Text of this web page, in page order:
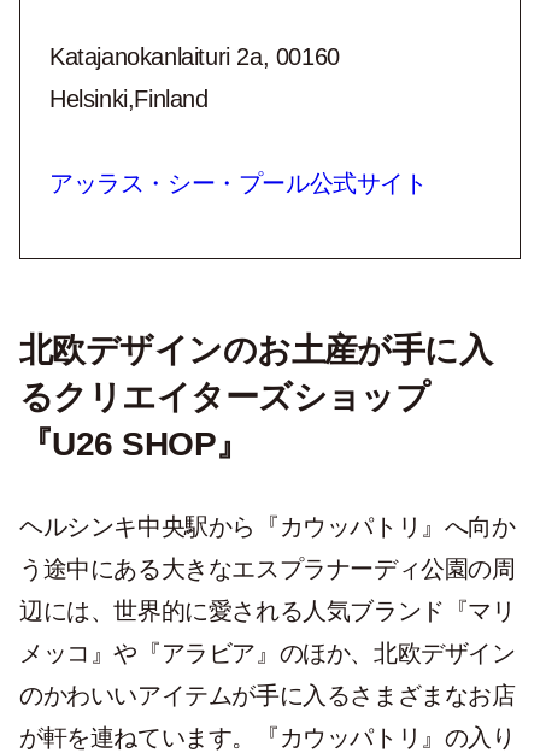
Katajanokanlaituri 2a, 00160
Helsinki,Finland
アッラス・シー・プール公式サイト
北欧デザインのお土産が手に入
るクリエイターズショップ
『U26 SHOP』
ヘルシンキ中央駅から『カウッパトリ』へ向か
う途中にある大きなエスプラナーディ公園の周
辺には、世界的に愛される人気ブランド『マリ
メッコ』や『アラビア』のほか、北欧デザイン
のかわいいアイテムが手に入るさまざまなお店
が軒を連ねています。『カウッパトリ』の入り